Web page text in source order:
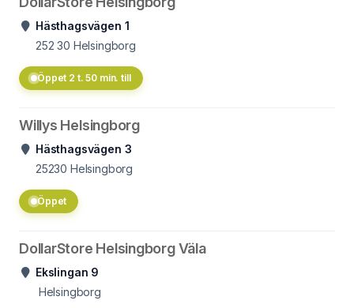
Hästhagsvägen 1
252 30 Helsingborg
Öppet 2 t. 50 min. till
Willys Helsingborg
Hästhagsvägen 3
25230 Helsingborg
Öppet
DollarStore Helsingborg Väla
Ekslingan 9
Helsingborg